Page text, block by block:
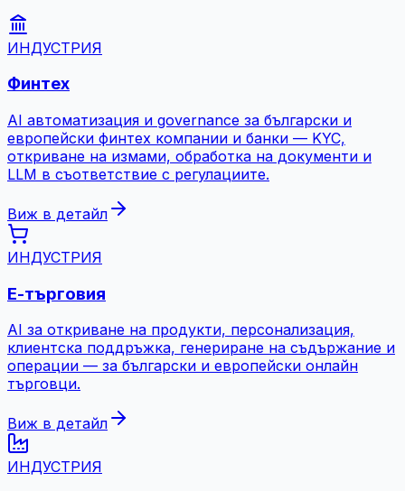
ИНДУСТРИЯ
Финтех
AI автоматизация и governance за български и
европейски финтех компании и банки — KYC,
откриване на измами, обработка на документи и
LLM в съответствие с регулациите.
Виж в детайл
ИНДУСТРИЯ
Е-търговия
AI за откриване на продукти, персонализация,
клиентска поддръжка, генериране на съдържание и
операции — за български и европейски онлайн
търговци.
Виж в детайл
ИНДУСТРИЯ